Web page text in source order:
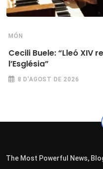
MÓN
Cecili Buele: “Lleó XIV
l’Església”
8 D'AGOST DE 2026
The Most Powerful News,